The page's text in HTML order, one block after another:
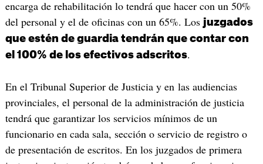
encarga de rehabilitación lo tendrá que hacer con un 50%
del personal y el de oficinas con un 65%. Los juzgados
que estén de guardia tendrán que contar con
el 100% de los efectivos adscritos.
En el Tribunal Superior de Justicia y en las audiencias
provinciales, el personal de la administración de justicia
tendrá que garantizar los servicios mínimos de un
funcionario en cada sala, sección o servicio de registro o
de presentación de escritos. En los juzgados de primera